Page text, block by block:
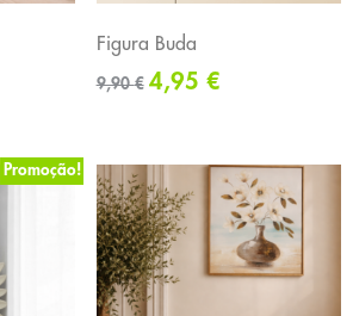
Figura Buda
9,90€ 4,95 €
Promoção!